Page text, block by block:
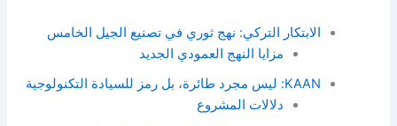
الابتكار التركي: نهج ثوري في تصنيع الجيل الخامس
مزايا النهج العمودي الجديد
KAAN: ليس مجرد طائرة، بل رمز للسيادة التكنولوجية
دلالات المشروع